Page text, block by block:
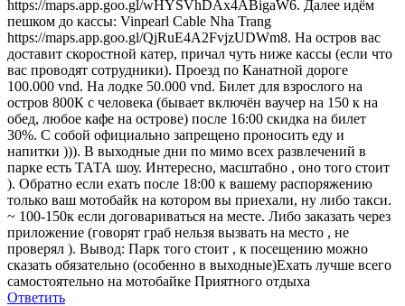
https://maps.app.goo.gl/wHYSVhDAx4ABigaW6. Далее идём
пешком до кассы: Vinpearl Cable Nha Trang
https://maps.app.goo.gl/QjRuE4A2FvjzUDWm8. На остров вас
доставит скоростной катер, причал чуть ниже кассы (если что
вас проводят сотрудники). Проезд по Канатной дороге
100.000 vnd. На лодке 50.000 vnd. Билет для взрослого на
остров 800К с человека (бывает включён ваучер на 150 к на
обед, любое кафе на острове) после 16:00 скидка на билет
30%. С собой официально запрещено проносить еду и
напитки ))). В выходные дни по мимо всех развлечений в
парке есть ТАТА шоу. Интересно, масштабно , оно того стоит
). Обратно если ехать после 18:00 к вашему распоряжению
только ваш мотобайк на котором вы приехали, ну либо такси.
~ 100-150к если договариваться на месте. Либо заказать через
приложение (говорят граб нельзя вызвать на место , не
проверял ). Вывод: Парк того стоит , к посещению можно
сказать обязательно (особенно в выходные)Ехать лучше всего
самостоятельно на мотобайке Приятного отдыха
Ответить